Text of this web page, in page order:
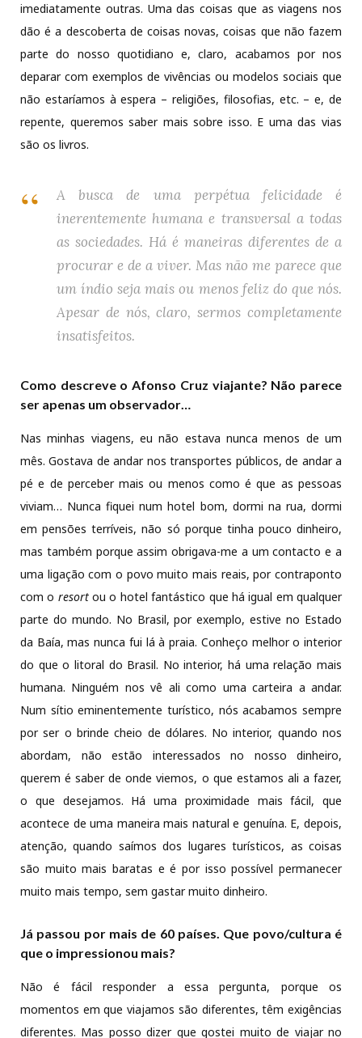
imediatamente outras. Uma das coisas que as viagens nos
dão é a descoberta de coisas novas, coisas que não fazem
parte do nosso quotidiano e, claro, acabamos por nos
deparar com exemplos de vivências ou modelos sociais que
não estaríamos à espera – religiões, filosofias, etc. – e, de
repente, queremos saber mais sobre isso. E uma das vias
são os livros.
A busca de uma perpétua felicidade é
inerentemente humana e transversal a todas
as sociedades. Há é maneiras diferentes de a
procurar e de a viver. Mas não me parece que
um índio seja mais ou menos feliz do que nós.
Apesar de nós, claro, sermos completamente
insatisfeitos.
Como descreve o Afonso Cruz viajante? Não parece
ser apenas um observador…
Nas minhas viagens, eu não estava nunca menos de um
mês. Gostava de andar nos transportes públicos, de andar a
pé e de perceber mais ou menos como é que as pessoas
viviam… Nunca fiquei num hotel bom, dormi na rua, dormi
em pensões terríveis, não só porque tinha pouco dinheiro,
mas também porque assim obrigava-me a um contacto e a
uma ligação com o povo muito mais reais, por contraponto
com o resortou o hotel fantástico que há igual em qualquer
parte do mundo. No Brasil, por exemplo, estive no Estado
da Baía, mas nunca fui lá à praia. Conheço melhor o interior
do que o litoral do Brasil. No interior, há uma relação mais
humana. Ninguém nos vê ali como uma carteira a andar.
Num sítio eminentemente turístico, nós acabamos sempre
por ser o brinde cheio de dólares. No interior, quando nos
abordam, não estão interessados no nosso dinheiro,
querem é saber de onde viemos, o que estamos ali a fazer,
o que desejamos. Há uma proximidade mais fácil, que
acontece de uma maneira mais natural e genuína. E, depois,
atenção, quando saímos dos lugares turísticos, as coisas
são muito mais baratas e é por isso possível permanecer
muito mais tempo, sem gastar muito dinheiro.
Já passou por mais de 60 países. Que povo/cultura é
que o impressionou mais?
Não é fácil responder a essa pergunta, porque os
momentos em que viajamos são diferentes, têm exigências
diferentes. Mas posso dizer que gostei muito de viajar no